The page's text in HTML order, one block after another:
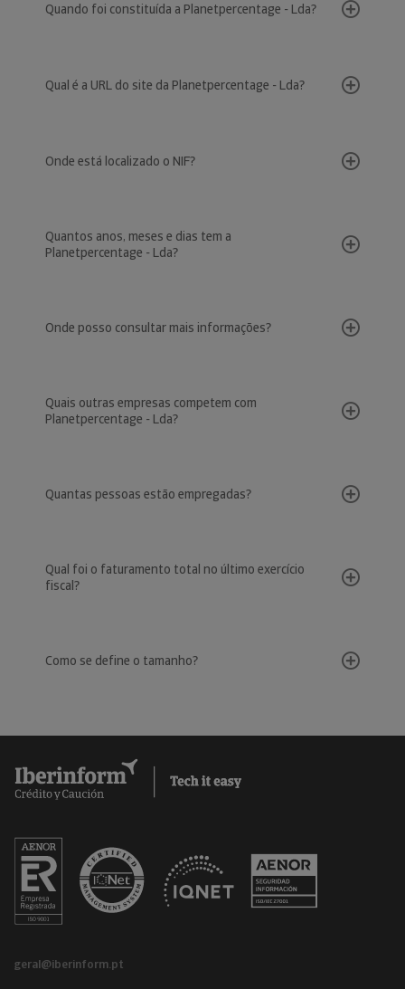
Quando foi constituída a Planetpercentage - Lda?
Qual é a URL do site da Planetpercentage - Lda?
Onde está localizado o NIF?
Quantos anos, meses e dias tem a
Planetpercentage - Lda?
Onde posso consultar mais informações?
Quais outras empresas competem com
Planetpercentage - Lda?
Quantas pessoas estão empregadas?
Qual foi o faturamento total no último exercício
fiscal?
Como se define o tamanho?
geral@iberinform.pt